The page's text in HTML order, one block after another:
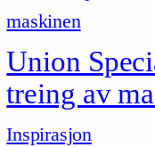
Union
treing av
Inspirasjon